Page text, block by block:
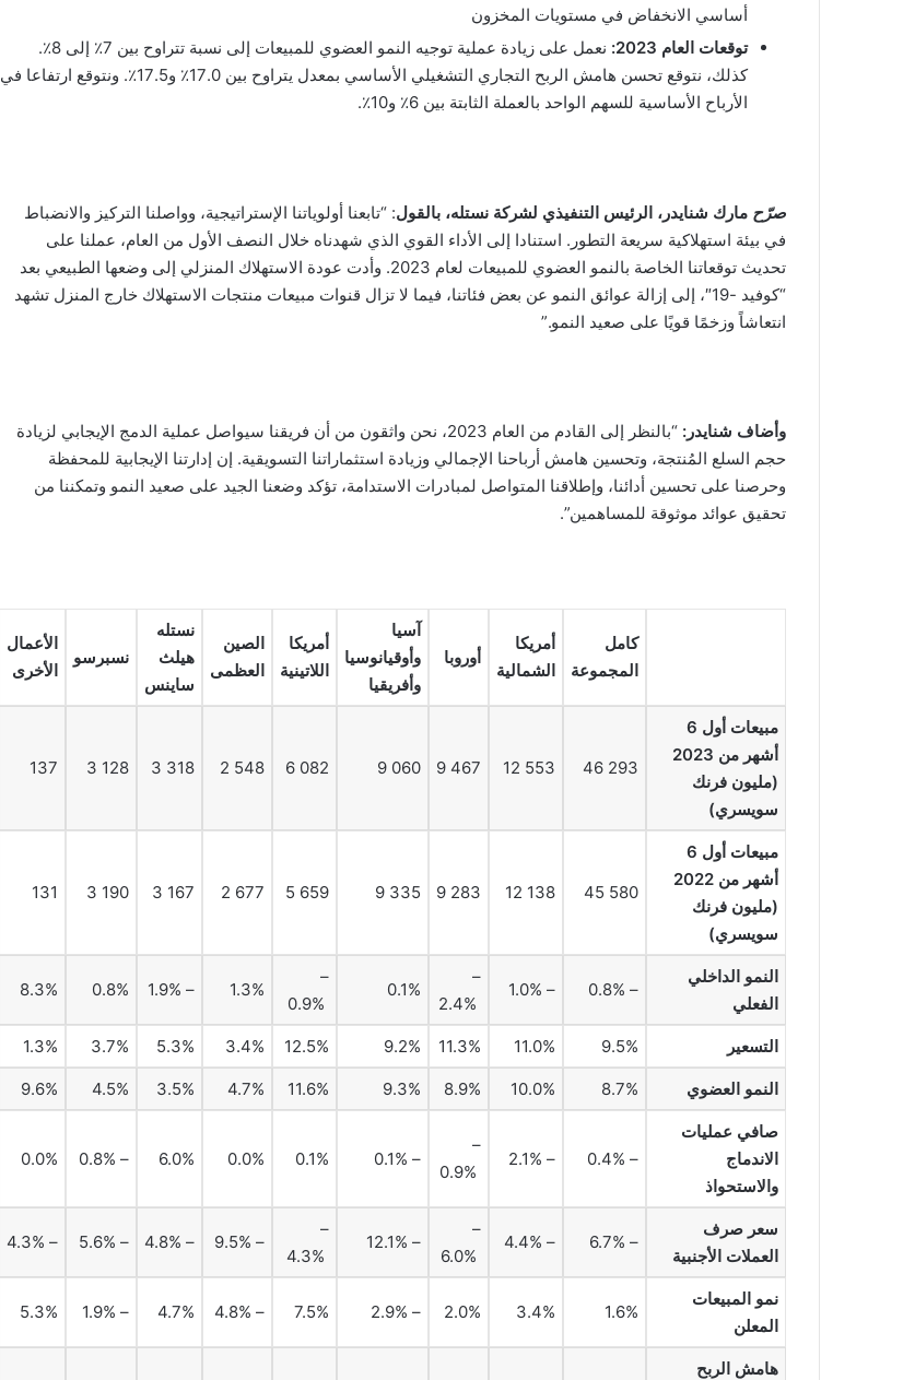
أساسي الانخفاض في مستويات المخزون
توقعات العام 2023:
نعمل على زيادة عملية توجيه النمو العضوي للمبيعات إلى نسبة تتراوح بين 7٪ إلى 8٪.
كذلك، نتوقع تحسن هامش الربح التجاري التشغيلي الأساسي بمعدل يتراوح بين 17.0٪ و17.5٪. ونتوقع ارتفاعا في
الأرباح الأساسية للسهم الواحد بالعملة الثابتة بين 6٪ و10٪.
صرّح مارك شنايدر، الرئيس التنفيذي لشركة نستله، بالقول: “تابعنا أولوياتنا الإستراتيجية، وواصلنا التركيز والانضباط
في بيئة استهلاكية سريعة التطور. استنادا إلى الأداء القوي الذي شهدناه خلال النصف الأول من العام، عملنا على
تحديث توقعاتنا الخاصة بالنمو العضوي للمبيعات لعام 2023. وأدت عودة الاستهلاك المنزلي إلى وضعها الطبيعي بعد
“كوفيد -19″، إلى إزالة عوائق النمو عن بعض فئاتنا، فيما لا تزال قنوات مبيعات منتجات الاستهلاك خارج المنزل تشهد
انتعاشاً وزخمًا قويًا على صعيد النمو.”
وأضاف شنايدر:
“بالنظر إلى القادم من العام 2023، نحن واثقون من أن فريقنا سيواصل عملية الدمج الإيجابي لزيادة
حجم السلع المُنتجة، وتحسين هامش أرباحنا الإجمالي وزيادة استثماراتنا التسويقية. إن إدارتنا الإيجابية للمحفظة
وحرصنا على تحسين أدائنا، وإطلاقنا المتواصل لمبادرات الاستدامة، تؤكد وضعنا الجيد على صعيد النمو وتمكننا من
تحقيق عوائد موثوقة للمساهمين”.
كامل
المجموعة
أمريكا
الشمالية
أوروبا
آسيا
وأوقيانوسيا
وأفريقيا
أمريكا
اللاتينية
الصين
العظمى
نستله
هيلث
ساينس
نسبرسو
الأعمال
الأخرى
مبيعات أول 6
أشهر من 2023
(مليون فرنك
سويسري)
46 293
12 553
9 467
9 060
6 082
2 548
3 318
3 128
137
مبيعات أول 6
أشهر من 2022
(مليون فرنك
سويسري)
45 580
12 138
9 283
9 335
5 659
2 677
3 167
3 190
131
النمو الداخلي
الفعلي
– 0.8%
– 1.0%
–
0.1%
–
1.3%
– 1.9%
0.8%
8.3%
التسعير 9.5%
11.0%
11.3%
9.2%
12.5%
3.4%
5.3%
3.7%
1.3%
النمو العضوي 8.7%
10.0%
8.9%
9.3%
11.6%
4.7%
3.5%
4.5%
9.6%
صافي عمليات
الاندماج
والاستحواذ
– 0.4%
– 2.1%
–
– 0.1%
0.1%
0.0%
6.0%
– 0.8%
0.0%
سعر صرف
العملات الأجنبية
– 6.7%
– 4.4%
–
– 12.1%
–
– 9.5%
– 4.8%
– 5.6%
– 4.3%
نمو المبيعات
المعلن
1.6%
3.4%
2.0%
– 2.9%
7.5%
– 4.8%
4.7%
– 1.9%
5.3%
هامش الربح